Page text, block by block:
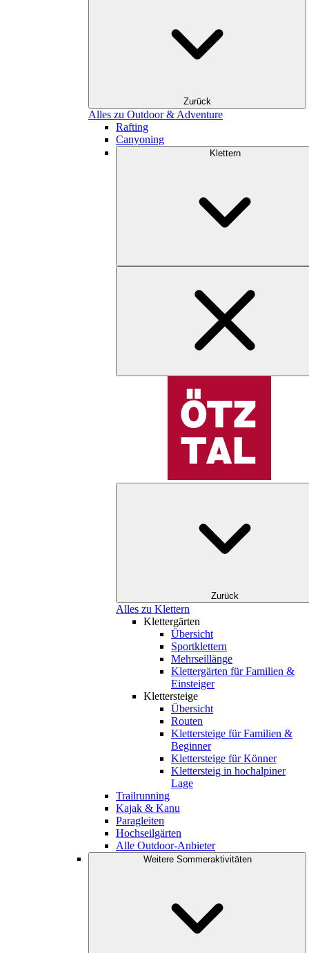
Zurück
Alles zu Outdoor & Adventure
Rafting
Canyoning
Klettern
Zurück
Alles zu Klettern
Klettergärten
Übersicht
Sportklettern
Mehrseillänge
Klettergärten für Familien &
Einsteiger
Klettersteige
Übersicht
Routen
Klettersteige für Familien &
Beginner
Klettersteige für Könner
Klettersteig in hochalpiner
Lage
Trailrunning
Kajak & Kanu
Paragleiten
Hochseilgärten
Alle Outdoor-Anbieter
Weitere Sommeraktivitäten